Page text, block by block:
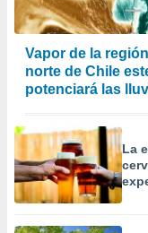
Vapor de la
norte de Chile
potenciará las
La